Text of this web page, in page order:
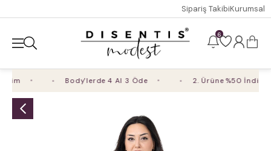
Sipariş TakibiKurumsal
6
Body'lerde 4 Al 3 Öde 2. Ürüne %50 İndirim